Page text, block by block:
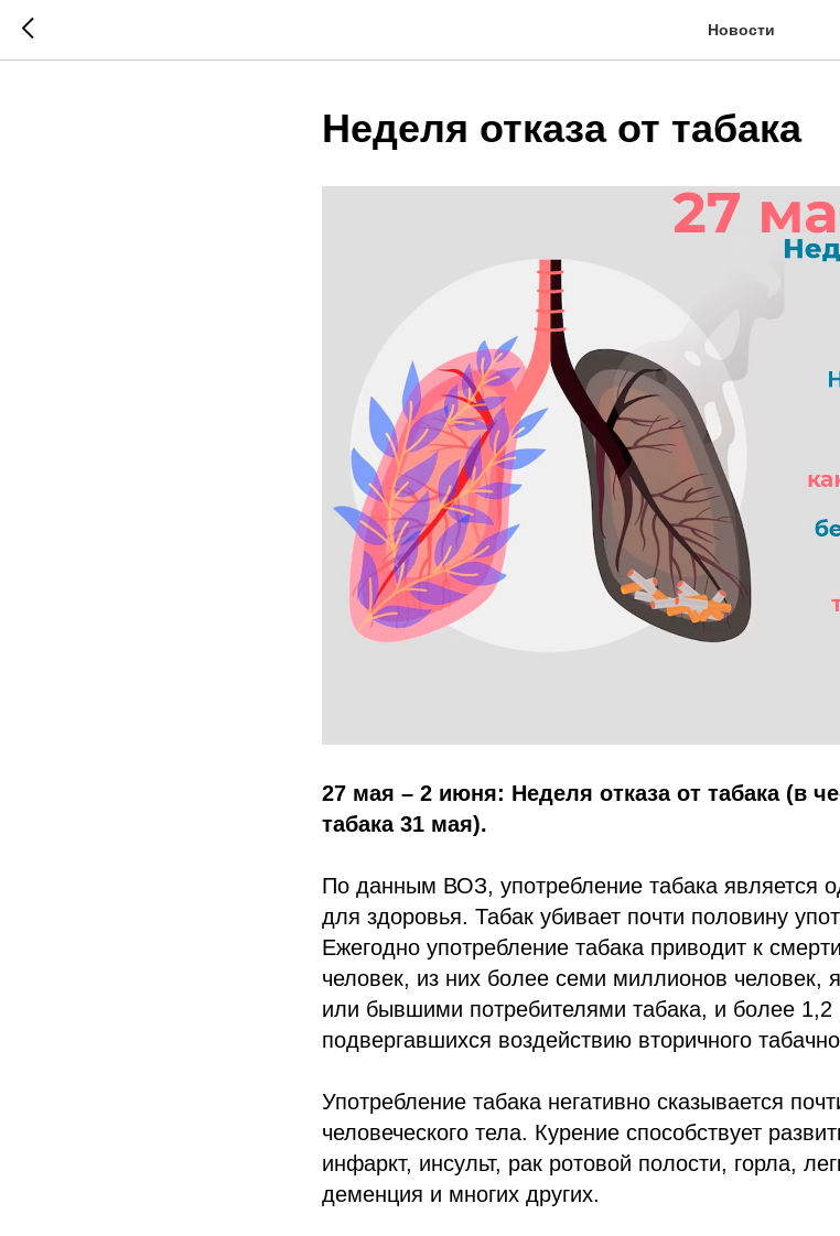
Новости
Неделя отказа от табака
27 мая – 2 июня: Неделя отказа от табака (в
табака 31 мая).
По данным ВОЗ, употребление табака является
для здоровья. Табак убивает почти половину
Ежегодно употребление табака приводит к
человек, из них более семи миллионов человек,
или бывшими потребителями табака, и более
подвергавшихся воздействию вторичного
Употребление табака негативно сказывается
человеческого тела. Курение способствует
инфаркт, инсульт, рак ротовой полости, горла,
деменция и многих других.